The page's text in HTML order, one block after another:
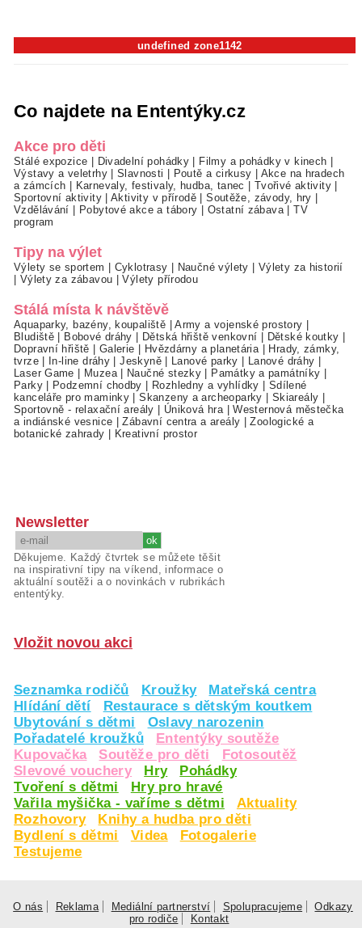
undefined zone1142
Co najdete na Ententýky.cz
Akce pro děti
Stálé expozice | Divadelní pohádky | Filmy a pohádky v kinech |
Výstavy a veletrhy|Slavnosti | Poutě a cirkusy | Akce na hradech
a zámcích | Karnevaly, festivaly, hudba, tanec | Tvořivé aktivity |
Sportovní aktivity|Aktivity v přírodě |Soutěže, závody, hry |
Vzdělávání | Pobytové akce a tábory | Ostatní zábava |TV
program
Tipy na výlet
Výlety se sportem | Cyklotrasy | Naučné výlety | Výlety za historií
| Výlety za zábavou |Výlety přírodou
Stálá místa k návštěvě
Aquaparky, bazény, koupaliště |Army a vojenské prostory |
Bludiště | Bobové dráhy | Dětská hřiště venkovní | Dětské koutky |
Dopravní hřiště | Galerie | Hvězdárny a planetária | Hrady, zámky,
tvrze| In-line dráhy |Jeskyně| Lanové parky | Lanové dráhy |
Laser Game | Muzea| Naučné stezky | Památky a památníky |
Parky| Podzemní chodby | Rozhledny a vyhlídky | Sdílené
kanceláře pro maminky |Skanzeny a archeoparky | Skiareály |
Sportovně - relaxační areály | Úniková hra |Westernová městečka
a indiánské vesnice |Zábavní centra a areály |Zoologické a
botanické zahrady | Kreativní prostor
Newsletter
Děkujeme. Každý čtvrtek se můžete těšit
na inspirativní tipy na víkend, informace o
aktuální soutěži a o novinkách v rubrikách
ententýky.
Vložit novou akci
Seznamka rodičů Kroužky
Mateřská centra
Hlídání dětí
Restaurace s dětským koutkem
Ubytování s dětmi
Oslavy narozenin
Pořadatelé kroužků
Ententýky soutěže
Kupovačka
Soutěže pro děti
Fotosoutěž
Slevové vouchery
Hry
Pohádky
Tvoření s dětmi
Hry pro hravé
Vařila myšička - vaříme s dětmi
Aktuality
Rozhovory
Knihy a hudba pro děti
Bydlení s dětmi
Videa
Fotogalerie
Testujeme
O nás Reklama Mediální partnerství Spolupracujeme
Odkazy
pro rodiče
Kontakt